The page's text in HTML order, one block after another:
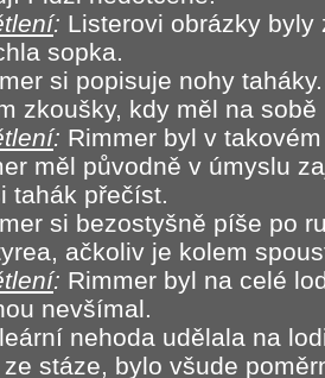
: Listerovi obrázky
sopka.
si popisuje nohy
zkoušky, kdy měl na
: Rimmer byl v
měl původně v úmyslu
tahák přečíst.
si bezostyšně píše po
ačkoliv je kolem
: Rimmer byl na celé
nevšímal.
nehoda udělala na
stáze, bylo všude